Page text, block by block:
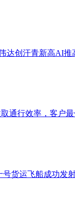
创汗青新高AI
通行效率，客户
货运飞船成功发